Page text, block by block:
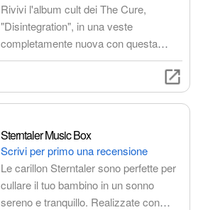
Rivivi l'album cult dei The Cure,
"Disintegration", in una veste
completamente nuova con questa
edizione rimasterizzata. Qualità audio
superiore per un'esperienza immersiva
nelle atmosfere oscure e malinconiche
must per i fan!
Sterntaler Music Box
Scrivi per primo una recensione
Le carillon Sterntaler sono perfette per
cullare il tuo bambino in un sonno
sereno e tranquillo. Realizzate con